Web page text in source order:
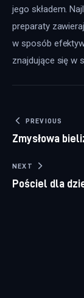
jego składem.
preparaty
w sposób
znajdujące się w
Nawigacja
PREVIOUS
Zmysłowa
NEXT
Pościel dla